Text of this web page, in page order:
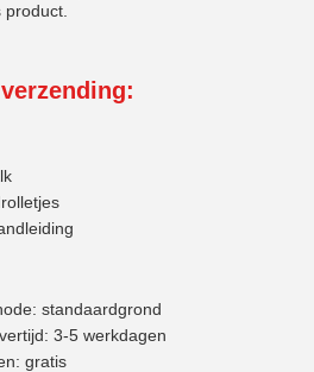
standaardgrond
3-5 werkdagen
gratis